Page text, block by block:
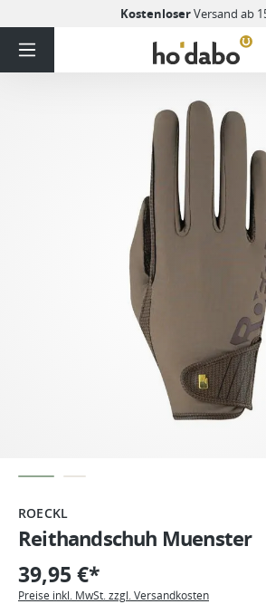
KostenloserVersand ab
ROECKL
Reithandschuh Muenster
39,95 €*
Preise inkl. MwSt. zzgl. Versandkosten